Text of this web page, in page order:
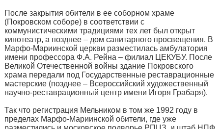
После закрытия обители в ее соборном храме
(Покровском соборе) в соответствии с
коммунистическими традициями тех лет был открыт
кинотеатр, а позднее – дом санитарного просвещения. В
Марфо-Мариинской церкви разместилась амбулатория
имени профессора Ф.А. Рейна – филиал ЦЕКУБУ. После
Великой Отечественной войны здание Покровского
храма передали под Государственные реставрационные
мастерские (позднее – Всероссийский художественный
научно-реставрационный центр имени Игоря Грабаря).
Так что регистрация Мельником в том же 1992 году в
пределах Марфо-Мариинской обители, где уже